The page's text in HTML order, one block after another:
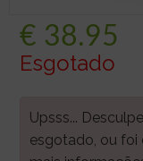
€ 38.95
Esgotado
Upsss...
esgotado, ou foi